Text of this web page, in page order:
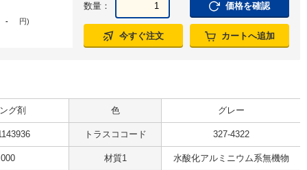
- 円)
数量： 価格を確認
今すぐ注文 カートへ追加
グ剤 色 グレー
トラスココード 327-4322
材質1 水酸化アルミニウム系無機物